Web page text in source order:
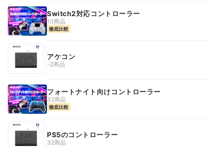
Switch2対応コントローラー
10商品
徹底比較
アケコン
-2商品
フォートナイト向けコントローラー
32商品
徹底比較
PS5のコントローラー
32商品